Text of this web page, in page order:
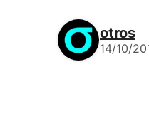
otros
14/10/